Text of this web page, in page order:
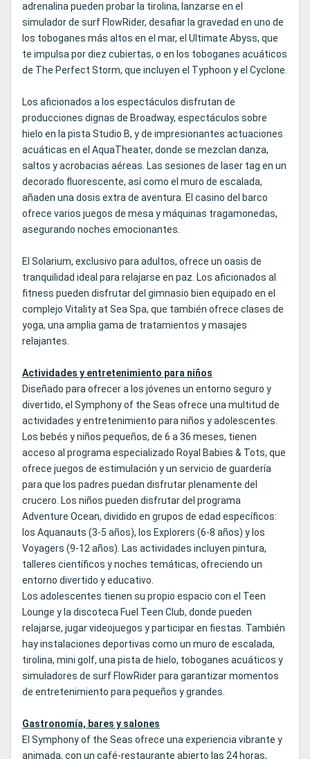
adrenalina pueden probar la tirolina, lanzarse en el
simulador de surf FlowRider, desafiar la gravedad en uno de
los toboganes más altos en el mar, el Ultimate Abyss, que
te impulsa por diez cubiertas, o en los toboganes acuáticos
de The Perfect Storm, que incluyen el Typhoon y el Cyclone.
Los aficionados a los espectáculos disfrutan de
producciones dignas de Broadway, espectáculos sobre
hielo en la pista Studio B, y de impresionantes actuaciones
acuáticas en el AquaTheater, donde se mezclan danza,
saltos y acrobacias aéreas. Las sesiones de laser tag en un
decorado fluorescente, así como el muro de escalada,
añaden una dosis extra de aventura. El casino del barco
ofrece varios juegos de mesa y máquinas tragamonedas,
asegurando noches emocionantes.
El Solarium, exclusivo para adultos, ofrece un oasis de
tranquilidad ideal para relajarse en paz. Los aficionados al
fitness pueden disfrutar del gimnasio bien equipado en el
complejo Vitality at Sea Spa, que también ofrece clases de
yoga, una amplia gama de tratamientos y masajes
relajantes.
Actividades y entretenimiento para niños
Diseñado para ofrecer a los jóvenes un entorno seguro y
divertido, el Symphony of the Seas ofrece una multitud de
actividades y entretenimiento para niños y adolescentes.
Los bebés y niños pequeños, de 6 a 36 meses, tienen
acceso al programa especializado Royal Babies & Tots, que
ofrece juegos de estimulación y un servicio de guardería
para que los padres puedan disfrutar plenamente del
crucero. Los niños pueden disfrutar del programa
Adventure Ocean, dividido en grupos de edad específicos:
los Aquanauts (3-5 años), los Explorers (6-8 años) y los
Voyagers (9-12 años). Las actividades incluyen pintura,
talleres científicos y noches temáticas, ofreciendo un
entorno divertido y educativo.
Los adolescentes tienen su propio espacio con el Teen
Lounge y la discoteca Fuel Teen Club, donde pueden
relajarse, jugar videojuegos y participar en fiestas. También
hay instalaciones deportivas como un muro de escalada,
tirolina, mini golf, una pista de hielo, toboganes acuáticos y
simuladores de surf FlowRider para garantizar momentos
de entretenimiento para pequeños y grandes.
Gastronomía, bares y salones
El Symphony of the Seas ofrece una experiencia vibrante y
animada, con un café-restaurante abierto las 24 horas,